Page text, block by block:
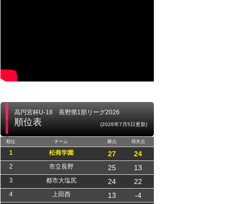
高円宮杯U-18 長野県1部リーグ2026
順位表 (2026年7月5日更新)
順位 チーム 勝点 得失点
1 松商学園 27 24
2 市立長野 25 13
3 都市大塩尻 24 22
4 上田西 13 -4